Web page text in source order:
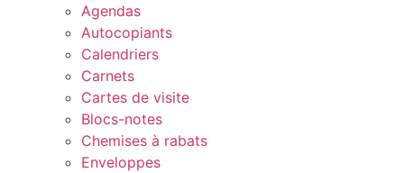
Agendas
Autocopiants
Calendriers
Carnets
Cartes de visite
Blocs-notes
Chemises à rabats
Enveloppes